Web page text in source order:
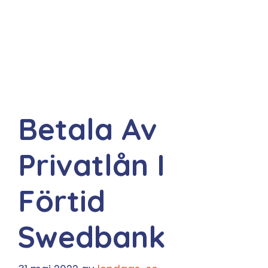
Betala Av
Privatlån I
Förtid
Swedbank